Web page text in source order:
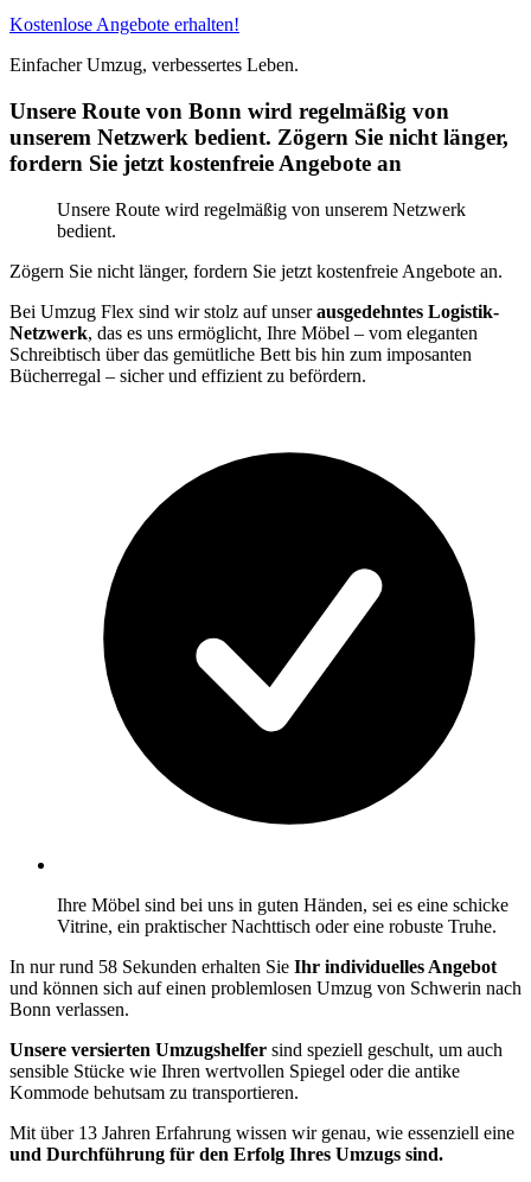
Kostenlose Angebote erhalten!
Einfacher Umzug, verbessertes Leben.
Unsere Route von Bonn wird regelmäßig von
unserem Netzwerk bedient. Zögern Sie nicht länger,
fordern Sie jetzt kostenfreie Angebote an
Unsere Route wird regelmäßig von unserem Netzwerk
bedient.
Zögern Sie nicht länger, fordern Sie jetzt kostenfreie Angebote an.
Bei Umzug Flex sind wir stolz auf unserausgedehntes Logistik-
Netzwerk, das es uns ermöglicht, Ihre Möbel – vom eleganten
Schreibtisch über das gemütliche Bett bis hin zum imposanten
Bücherregal – sicher und effizient zu befördern.
Ihre Möbel sind bei uns in guten Händen, sei es eine schicke
Vitrine, ein praktischer Nachttisch oder eine robuste Truhe.
In nur rund 58 Sekunden erhalten Sie Ihr individuelles Angebot
und können sich auf einen problemlosen Umzug von Schwerin nach
Bonn verlassen.
Unsere versierten Umzugshelfer sind speziell geschult, um auch
sensible Stücke wie Ihren wertvollen Spiegel oder die antike
Kommode behutsam zu transportieren.
Mit über 13 Jahren Erfahrung wissen wir genau, wie essenziell eine
und Durchführung für den Erfolg Ihres Umzugs sind.